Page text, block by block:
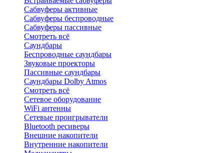
Сабвуферы активные
Сабвуферы беспроводные
Сабвуферы пассивные
Смотреть всё
Саундбары
Беспроводные саундбары
Звуковые проекторы
Пассивные саундбары
Саундбары Dolby Atmos
Смотреть всё
Сетевое оборудование
WiFi антенны
Сетевые проигрыватели
Bluetooth ресиверы
Внешние накопители
Внутренние накопители